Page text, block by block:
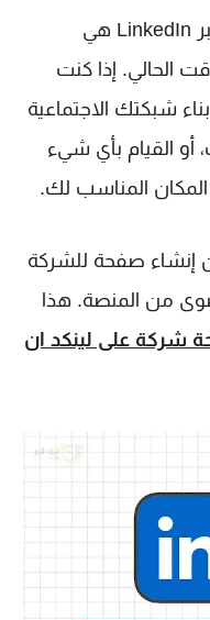
، تعتبر LinkedIn هي
الحالي. إذا كنت
شبكتك الاجتماعية
أو القيام بأي شيء
المكان المناسب لك.
إنشاء صفحة للشركة
من المنصة. هذا
شركة على لينكد ان